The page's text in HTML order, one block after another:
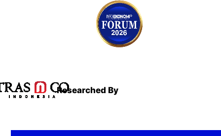
Researched By